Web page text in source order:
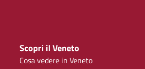
Scopri il Veneto
Cosa vedere in Veneto